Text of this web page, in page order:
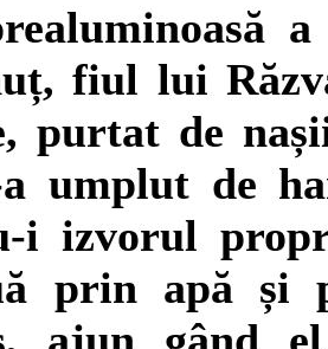
fiul lui
purtat de
a umplut de
i izvorul
prin apă și